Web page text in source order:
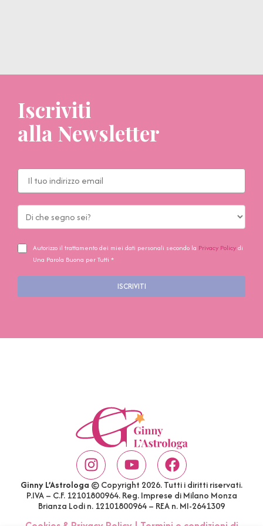
Iscriviti
alla Newsletter
Autorizzo il trattamento dei miei dati personali secondo la Privacy Policydi
Una Parola Buona per Tutti *
ISCRIVITI
Ginny L’Astrologa © Copyright 2026. Tutti i diritti riservati.
P.IVA – C.F. 12101800964. Reg. Imprese di Milano Monza
Brianza Lodi n. 12101800964 – REA n. MI-2641309